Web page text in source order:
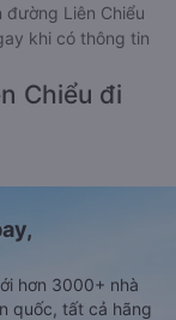
Liên Chiểu
khi có thông tin
Chiểu đi
hơn 3000+ nhà
quốc, tất cả hãng